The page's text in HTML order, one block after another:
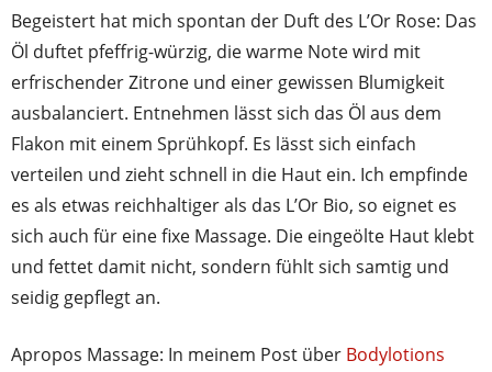
Begeistert hat mich spontan der Duft des L’Or Rose: Das
Öl duftet pfeffrig-würzig, die warme Note wird mit
erfrischender Zitrone und einer gewissen Blumigkeit
ausbalanciert. Entnehmen lässt sich das Öl aus dem
Flakon mit einem Sprühkopf. Es lässt sich einfach
verteilen und zieht schnell in die Haut ein. Ich empfinde
es als etwas reichhaltiger als das L’Or Bio, so eignet es
sich auch für eine fixe Massage. Die eingeölte Haut klebt
und fettet damit nicht, sondern fühlt sich samtig und
seidig gepflegt an.
Apropos Massage: In meinem Post über Bodylotions